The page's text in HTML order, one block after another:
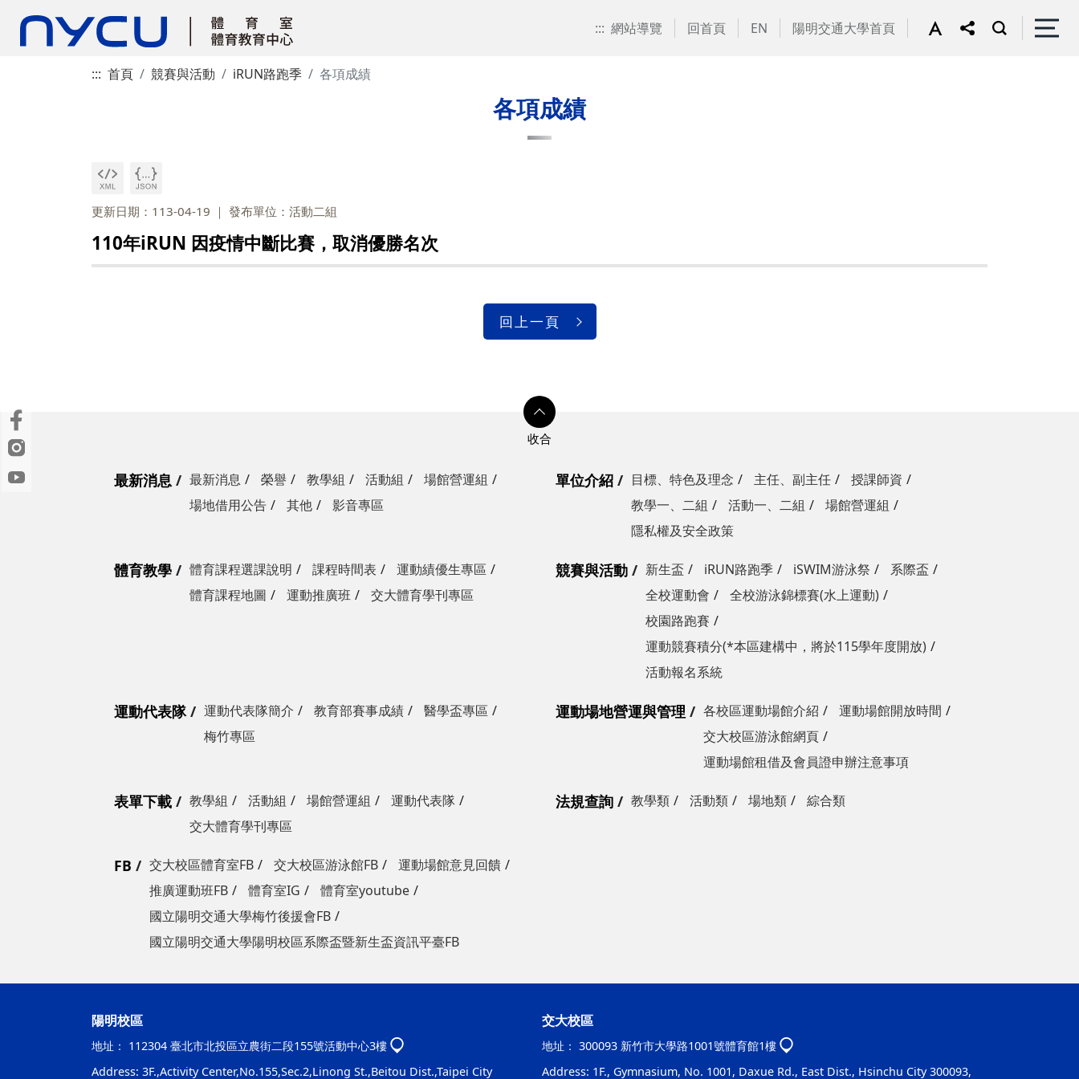
::: 網站導覽 回首頁 EN 陽明交通大學首頁
::: 首頁 競賽與活動 iRUN路跑季 各項成績
各項成績
更新日期：113-04-19 發布單位：活動二組
110年iRUN 因疫情中斷比賽，取消優勝名次
回上一頁
最新消息 最新消息 榮譽 教學組 活動組
場館營運組
場地借用公告
其他 影音專區
單位介紹 目標、特色及理念 主任、副主任
授課師資
教學一、二組
活動一、二組
場館營運組
隱私權及安全政策
體育教學 體育課程選課說明 課程時間表
運動績優生專區
體育課程地圖
運動推廣班 交大體育學刊專區
競賽與活動 新生盃 iRUN路跑季 iSWIM游泳祭
系際盃
全校運動會
全校游泳錦標賽(水上運動)
校園路跑賽
運動競賽積分(*本區建構中，將於115學年度開放)
活動報名系統
運動代表隊 運動代表隊簡介 教育部賽事成績
醫學盃專區
梅竹專區
運動場地營運與管理 各校區運動場館介紹
運動場館開放時間
交大校區游泳館網頁
運動場館租借及會員證申辦注意事項
表單下載 教學組 活動組 場館營運組
運動代表隊
交大體育學刊專區
法規查詢 教學類 活動類 場地類 綜合類
FB 交大校區體育室FB 交大校區游泳館FB
運動場館意見回饋
推廣運動班FB
體育室IG
體育室youtube
國立陽明交通大學梅竹後援會FB
國立陽明交通大學陽明校區系際盃暨新生盃資訊平臺FB
陽明校區
地址： 112304 臺北市北投區立農街二段155號活動中心3樓
Address: 3F.,Activity Center,No.155,Sec.2,Linong St.,Beitou Dist.,Taipei City
交大校區
地址： 300093 新竹市大學路1001號體育館1樓
Address: 1F., Gymnasium, No. 1001, Daxue Rd., East Dist., Hsinchu City 300093,